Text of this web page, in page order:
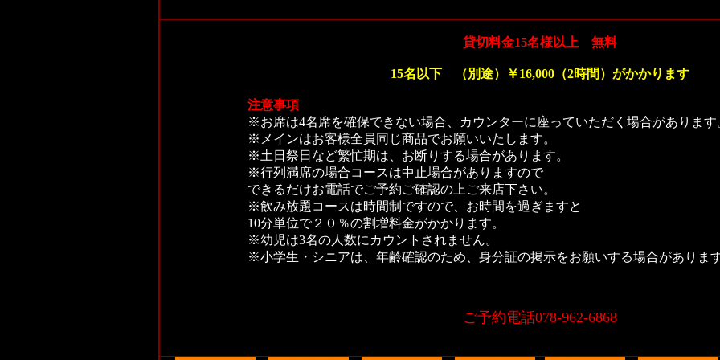
貸切料金15名様以上 無料
15名以下 （別途）￥16,000（2時間）がかかります
注意事項
※お席は4名席を確保できない場合、カウンターに座っていただく場合があります
※メインはお客様全員同じ商品でお願いいたします。
※土日祭日など繁忙期は、お断りする場合があります。
※行列満席の場合コースは中止場合がありますので
できるだけお電話でご予約ご確認の上ご来店下さい。
※飲み放題コースは時間制ですので、お時間を過ぎますと
10分単位で２０％の割増料金がかかります。
※幼児は3名の人数にカウントされません。
※小学生・シニアは、年齢確認のため、身分証の掲示をお願いする場合がありま
ご予約電話078-962-6868